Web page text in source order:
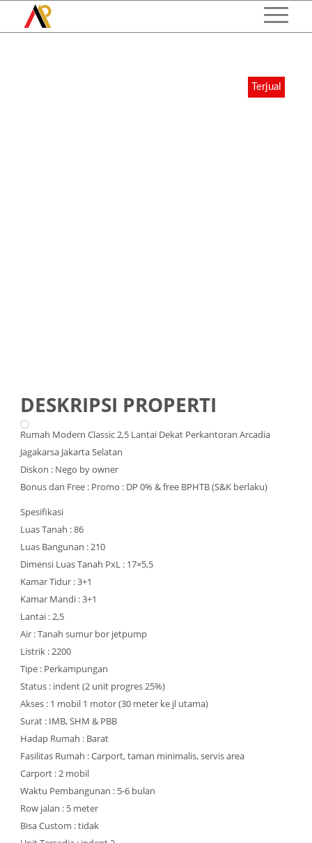
Terjual
DESKRIPSI PROPERTI
Rumah Modern Classic 2,5 Lantai Dekat Perkantoran Arcadia
Jagakarsa Jakarta Selatan
Diskon : Nego by owner
Bonus dan Free : Promo : DP 0% & free BPHTB (S&K berlaku)
Spesifikasi
Luas Tanah : 86
Luas Bangunan : 210
Dimensi Luas Tanah PxL : 17×5,5
Kamar Tidur : 3+1
Kamar Mandi : 3+1
Lantai : 2,5
Air : Tanah sumur bor jetpump
Listrik : 2200
Tipe : Perkampungan
Status : indent (2 unit progres 25%)
Akses : 1 mobil 1 motor (30 meter ke jl utama)
Surat : IMB, SHM & PBB
Hadap Rumah : Barat
Fasilitas Rumah : Carport, taman minimalis, servis area
Carport : 2 mobil
Waktu Pembangunan : 5-6 bulan
Row jalan : 5 meter
Bisa Custom : tidak